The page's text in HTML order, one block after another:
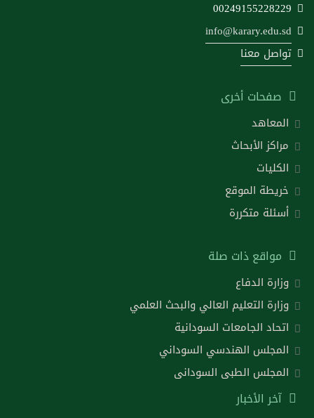
00249155228229
info@karary.edu.sd
تواصل معنا
صفحات أخرى
المعاهد
مراكز الأبحاث
الكليات
خريطة الموقع
أسئلة متكررة
مواقع ذات صلة
وزارة الدفاع
وزارة التعليم العالي والبحث العلمي
اتحاد الجامعات السودانية
المجلس الهندسي السوداني
المجلس الطبى السودانى
آخر الأخبار